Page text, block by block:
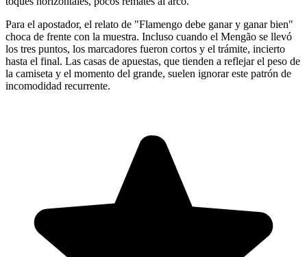
Para el apostador, el relato de "Flamengo debe ganar y ganar bien"
choca de frente con la muestra. Incluso cuando el Mengão se llevó
los tres puntos, los marcadores fueron cortos y el trámite, incierto
hasta el final. Las casas de apuestas, que tienden a reflejar el peso de
la camiseta y el momento del grande, suelen ignorar este patrón de
incomodidad recurrente.